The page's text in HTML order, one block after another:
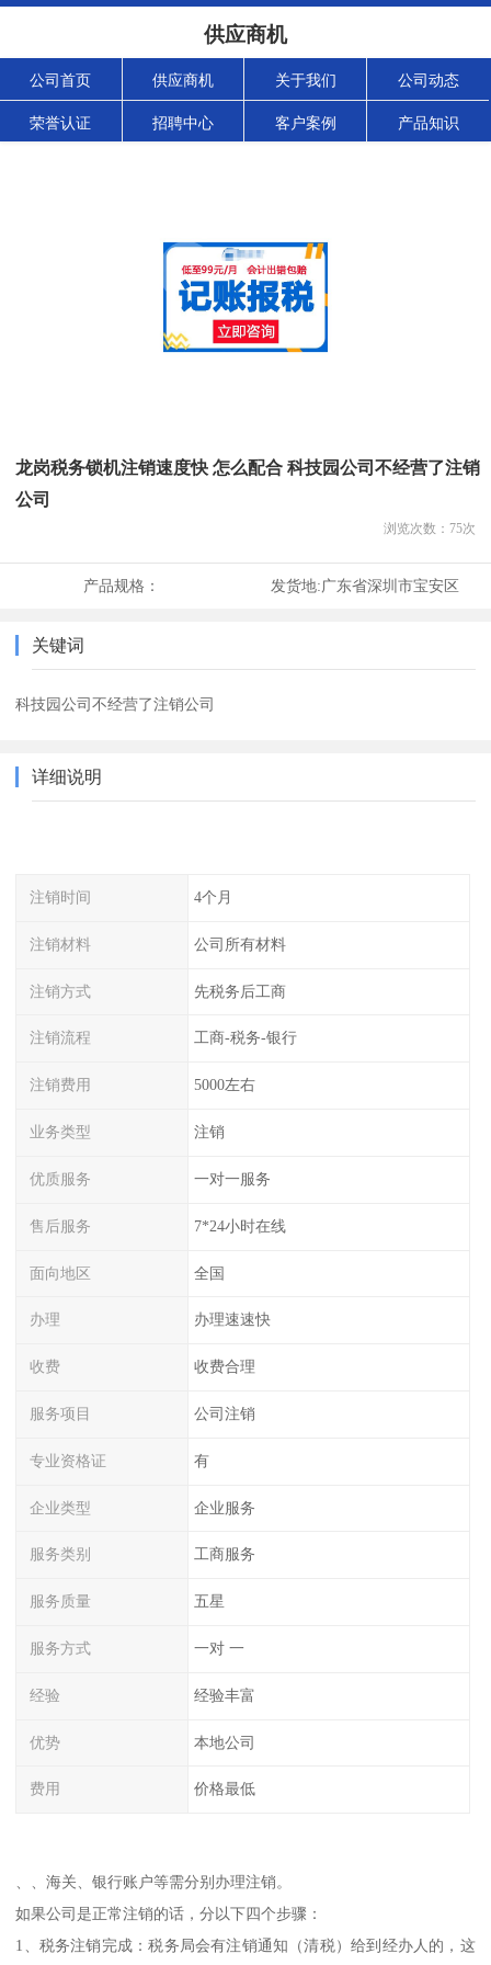
供应商机
公司首页 供应商机 关于我们 公司动态
荣誉认证 招聘中心 客户案例 产品知识
龙岗税务锁机注销速度快 怎么配合 科技园公司不经营了注销
公司
浏览次数： 75次
产品规格： 发货地:广东省深圳市宝安区
关键词
科技园公司不经营了注销公司
详细说明
注销时间 4个月
注销材料 公司所有材料
注销方式 先税务后工商
注销流程 工商-税务-银行
注销费用 5000左右
业务类型 注销
优质服务 一对一服务
售后服务 7*24小时在线
面向地区 全国
办理 办理速速快
收费 收费合理
服务项目 公司注销
专业资格证 有
企业类型 企业服务
服务类别 工商服务
服务质量 五星
服务方式 一对 一
经验 经验丰富
优势 本地公司
费用 价格最低
、、海关、银行账户等需分别办理注销。
如果公司是正常注销的话，分以下四个步骤：
1、税务注销完成：税务局会有注销通知（清税）给到经办人的，这